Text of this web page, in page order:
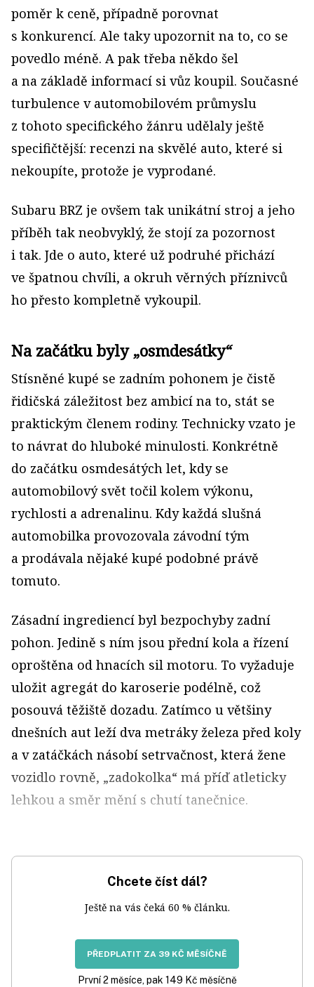
poměr k ceně, případně porovnat
s konkurencí. Ale taky upozornit na to, co se
povedlo méně. A pak třeba někdo šel
a na základě informací si vůz koupil. Současné
turbulence v automobilovém průmyslu
z tohoto specifického žánru udělaly ještě
specifičtější: recenzi na skvělé auto, které si
nekoupíte, protože je vyprodané.
Subaru BRZ je ovšem tak unikátní stroj a jeho
příběh tak neobvyklý, že stojí za pozornost
i tak. Jde o auto, které už podruhé přichází
ve špatnou chvíli, a okruh věrných příznivců
ho přesto kompletně vykoupil.
Na začátku byly „osmdesátky“
Stísněné kupé se zadním pohonem je čistě
řidičská záležitost bez ambicí na to, stát se
praktickým členem rodiny. Technicky vzato je
to návrat do hluboké minulosti. Konkrétně
do začátku osmdesátých let, kdy se
automobilový svět točil kolem výkonu,
rychlosti a adrenalinu. Kdy každá slušná
automobilka provozovala závodní tým
a prodávala nějaké kupé podobné právě
tomuto.
Zásadní ingrediencí byl bezpochyby zadní
pohon. Jedině s ním jsou přední kola a řízení
oproštěna od hnacích sil motoru. To vyžaduje
uložit agregát do karoserie podélně, což
posouvá těžiště dozadu. Zatímco u většiny
dnešních aut leží dva metráky železa před koly
a v zatáčkách násobí setrvačnost, která žene
vozidlo rovně, „zadokolka“ má příď atleticky
lehkou a směr mění s chutí tanečnice.
Chcete číst dál?
Ještě na vás čeká 60 % článku.
PŘEDPLATIT ZA 39 KČ MĚSÍČNĚ
První 2 měsíce, pak 149 Kč měsíčně